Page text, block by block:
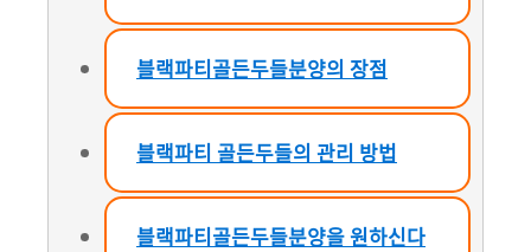
블랙파티골든두들분양의 장점
블랙파티 골든두들의 관리 방법
블랙파티골든두들분양을 원하신다